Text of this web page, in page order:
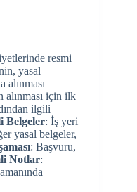
resmi
yasal
alınması için ilk
ilgili
Belgeler: İş yeri
yasal belgeler,
: Başvuru,
Notlar: